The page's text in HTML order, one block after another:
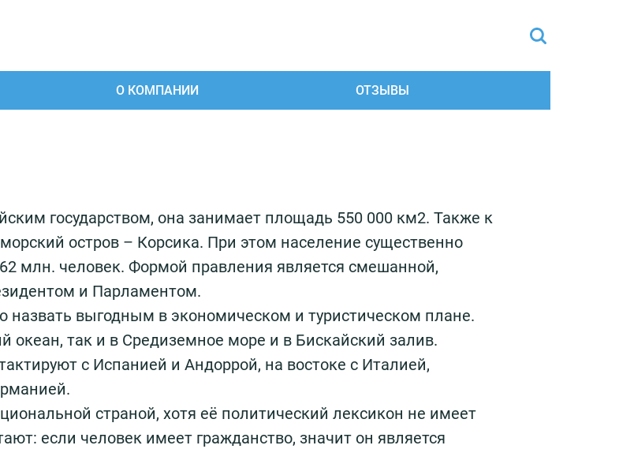
О КОМПАНИИ ОТЗЫВЫ
государством, она занимает площадь 550 000 км2. Также к
остров – Корсика. При этом население существенно
млн. человек. Формой правления является смешанной,
и Парламентом.
выгодным в экономическом и туристическом плане.
океан, так и в Средиземное море и в Бискайский залив.
с Испанией и Андоррой, на востоке с Италией,
страной, хотя её политический лексикон не имеет
если человек имеет гражданство, значит он является